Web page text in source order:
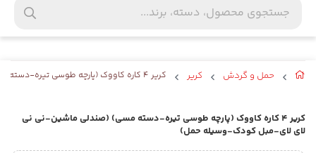
حمل و گردش کریر کریر ۴ کاره کاووک (پارچه طوسی تیره-دسته مسی) (صندلی ماشین-نی نی لای لای-مبل کودک-وسیله حمل)
کریر ۴ کاره کاووک (پارچه طوسی تیره-دسته مسی) (صندلی ماشین-نی نی
لای لای-مبل کودک-وسیله حمل)